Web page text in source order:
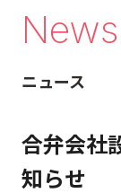
News
ニュース
合弁会社
知らせ